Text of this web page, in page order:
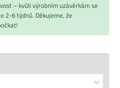
– kvůli výrobním uzávěrkám se
2-6 týdnů. Děkujeme, že